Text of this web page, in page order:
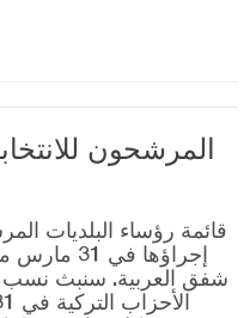
قائمة رؤساء البلديات
إجراؤها
شفق العربية. سنبث نسب